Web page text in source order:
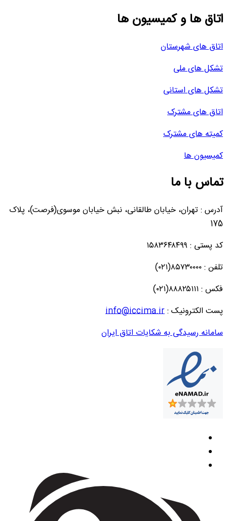
اتاق ها و کمیسیون ها
اتاق های شهرستان
تشکل های ملی
تشکل های استانی
اتاق های مشترک
کمیته های مشترک
کمیسیون ها
تماس با ما
آدرس : تهران، خیابان طالقانی، نبش خیابان موسوی(فرصت)، پلاک
175
کد پستی : ۱۵۸۳۶۴۸۴۹۹
تلفن : ۸۵۷۳۰۰۰۰(۰۲۱)
فکس : ۸۸۸۲۵۱۱۱(۰۲۱)
پست الکترونیک :info@iccima.ir
سامانه رسیدگی به شکایات اتاق ایران